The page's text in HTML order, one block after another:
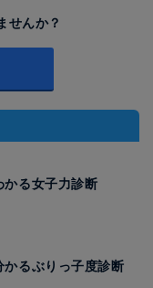
せんか？
かる女子力診断
かるぶりっ子度診断